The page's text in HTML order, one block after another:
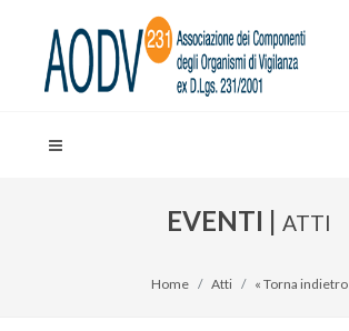
EVENTI | ATTI
Home Atti « Torna indietro